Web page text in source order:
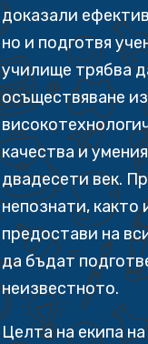
доказали
но и подготвя
училище трябва
осъществяване
качества и
двадесети век.
непознати,
предостави на
да бъдат
неизвестното.
Целта на екипа